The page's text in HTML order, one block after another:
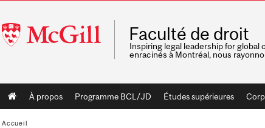
McGill
University
Faculté de droit
Inspiring legal leadership for global
enracinés à Montréal, nous
Main
navigation
À propos Programme BCL/JD Études supérieures
Accueil